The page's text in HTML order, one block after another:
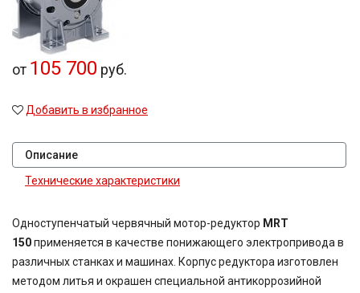
от 105 700 руб.
Добавить в избранное
Описание
Технические характеристики
Одноступенчатый червячный мотор-редуктор MRT
150применяется в качестве понижающего электропривода в
различных станках и машинах. Корпус редуктора изготовлен
методом литья и окрашен специальной антикоррозийной